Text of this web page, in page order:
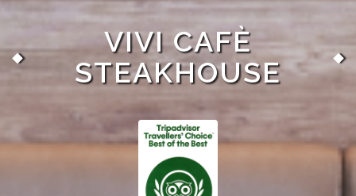
VIVI CAFÈ
STEAKHOUSE